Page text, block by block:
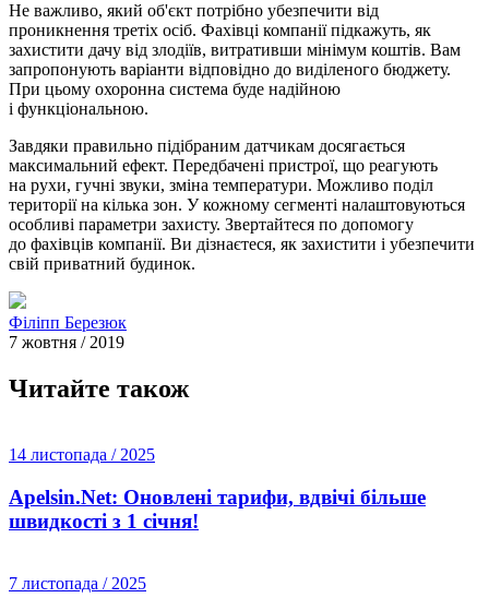
Не важливо, який об'єкт потрібно убезпечити від
проникнення третіх осіб. Фахівці компанії підкажуть, як
захистити дачу від злодіїв, витративши мінімум коштів. Вам
запропонують варіанти відповідно до виділеного бюджету.
При цьому охоронна система буде надійною
і функціональною.
Завдяки правильно підібраним датчикам досягається
максимальний ефект. Передбачені пристрої, що реагують
на рухи, гучні звуки, зміна температури. Можливо поділ
території на кілька зон. У кожному сегменті налаштовуються
особливі параметри захисту. Звертайтеся по допомогу
до фахівців компанії. Ви дізнаєтеся, як захистити і убезпечити
свій приватний будинок.
Філіпп Березюк
7 жовтня / 2019
Читайте також
14 листопада / 2025
Apelsin.Net: Оновлені тарифи, вдвічі більше
швидкості з 1 січня!
7 листопада / 2025